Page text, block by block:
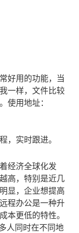
好用的功能，当
一样，文件比较
使用地址：
，实时跟进。
经济全球化发
高，特别是近几
显，企业想提高
程办公是一种升
本更低的特性。
人同时在不同地